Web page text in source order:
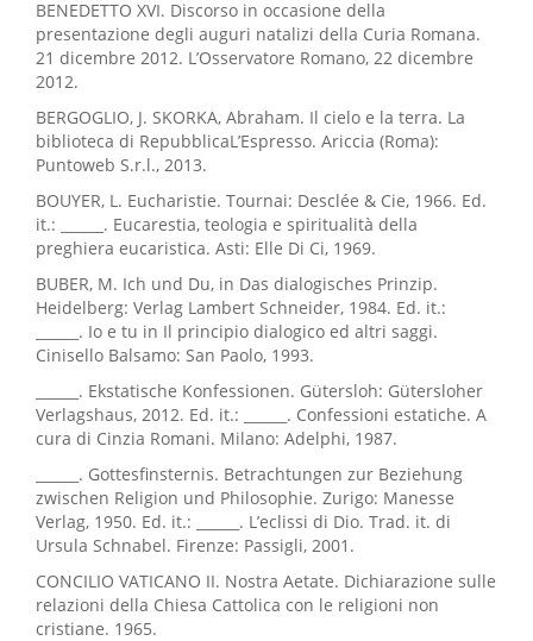
BENEDETTO XVI. Discorso in occasione della
presentazione degli auguri natalizi della Curia Romana.
21 dicembre 2012. L’Osservatore Romano, 22 dicembre
2012.
BERGOGLIO, J. SKORKA, Abraham. Il cielo e la terra. La
biblioteca di RepubblicaL’Espresso. Ariccia (Roma):
Puntoweb S.r.l., 2013.
BOUYER, L. Eucharistie. Tournai: Desclée & Cie, 1966. Ed.
it.: ______. Eucarestia, teologia e spiritualità della
preghiera eucaristica. Asti: Elle Di Ci, 1969.
BUBER, M. Ich und Du, in Das dialogisches Prinzip.
Heidelberg: Verlag Lambert Schneider, 1984. Ed. it.:
______. Io e tu in Il principio dialogico ed altri saggi.
Cinisello Balsamo: San Paolo, 1993.
______. Ekstatische Konfessionen. Gütersloh: Gütersloher
Verlagshaus, 2012. Ed. it.: ______. Confessioni estatiche. A
cura di Cinzia Romani. Milano: Adelphi, 1987.
______. Gottesfinsternis. Betrachtungen zur Beziehung
zwischen Religion und Philosophie. Zurigo: Manesse
Verlag, 1950. Ed. it.: ______. L’eclissi di Dio. Trad. it. di
Ursula Schnabel. Firenze: Passigli, 2001.
CONCILIO VATICANO II. Nostra Aetate. Dichiarazione sulle
relazioni della Chiesa Cattolica con le religioni non
cristiane. 1965.